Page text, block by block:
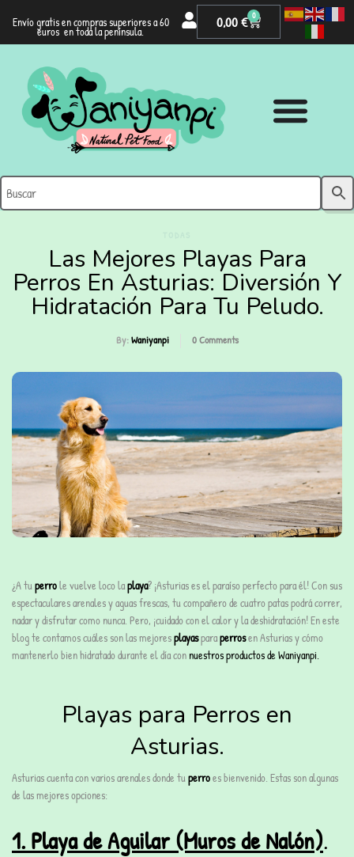
Envío gratis en compras superiores a 60
euros en toda la península.
0,00€ 0
Las Mejores Playas Para
Perros En Asturias: Diversión Y
Hidratación Para Tu Peludo.
By:Waniyanpi 0Comments
¿A tuperrole vuelve loco laplaya? ¡Asturias es el paraíso perfecto para él! Con sus
espectaculares arenales y aguas frescas, tu compañero de cuatro patas podrá correr,
nadar y disfrutar como nunca. Pero, ¡cuidado con el calor y la deshidratación! En este
blog te contamos cuáles son las mejoresplayasparaperrosen Asturias y cómo
mantenerlo bien hidratado durante el día con nuestros productos de Waniyanpi.
Playas para Perros en
Asturias.
Asturias cuenta con varios arenales donde tu perroes bienvenido. Estas son algunas
de las mejores opciones:
1. Playa de Aguilar (Muros de Nalón).